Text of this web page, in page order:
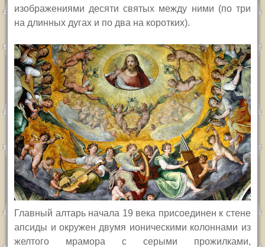
изображениями десяти святых между ними (по три
на длинных дугах и по два на коротких).
Главный алтарь начала 19 века присоединен к стене
апсиды и окружен двумя ионическими колоннами из
желтого мрамора с серыми прожилками,